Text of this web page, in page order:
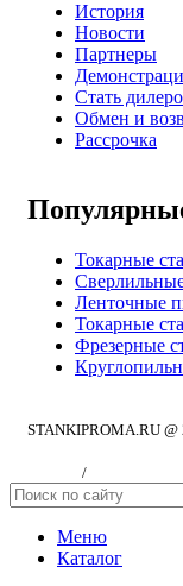
История
Новости
Партнеры
Стать
Обмен и
Рассрочка
Токарные
Ленточные
Токарные
Фрезерные
STANKIPROMA.RU @
/
Меню
Каталог